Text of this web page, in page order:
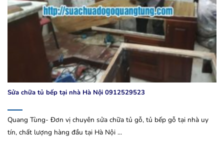
Sửa chữa tủ bếp tại nhà Hà Nội 0912529523
Quang Tùng- Đơn vị chuyên sửa chữa tủ gỗ, tủ bếp gỗ tại nhà uy
tín, chất lượng hàng đầu tại Hà Nội ...